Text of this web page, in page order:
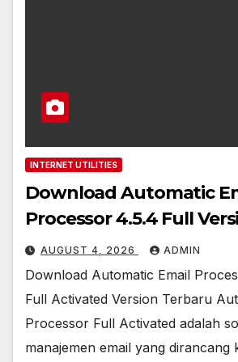
INTERNET UTILITIES
Download Automatic
Processor 4.5.4 Full
AUGUST 4, 2026 ADMIN
Download Automatic Email
Full Activated Version Terbaru
Processor Full Activated adalah
manajemen email yang dirancang